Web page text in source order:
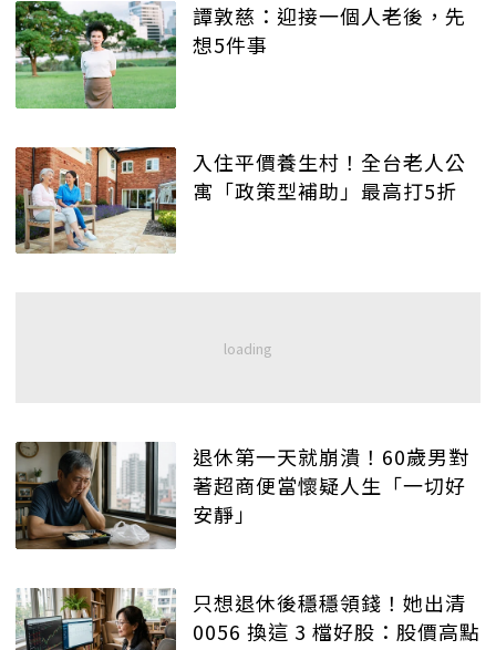
譚敦慈：迎接一個人老後，先
想5件事
入住平價養生村！全台老人公
寓「政策型補助」最高打5折
退休第一天就崩潰！60歲男對
著超商便當懷疑人生「一切好
安靜」
只想退休後穩穩領錢！她出清
0056 換這 3 檔好股：股價高點